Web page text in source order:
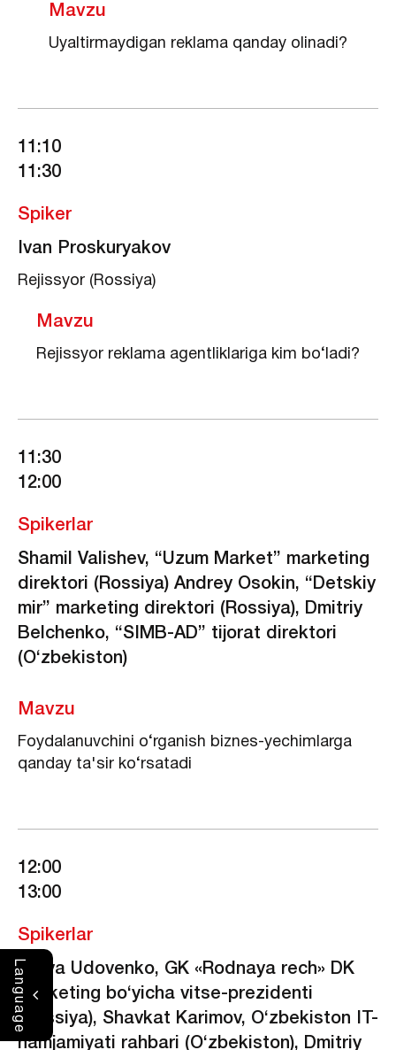
Mavzu
Uyaltirmaydigan reklama qanday olinadi?
11:10
11:30
Spiker
Ivan Proskuryakov
Rejissyor (Rossiya)
Mavzu
Rejissyor reklama agentliklariga kim bo‘ladi?
11:30
12:00
Spikerlar
Shamil Valishev, “Uzum Market” marketing
direktori (Rossiya) Andrey Osokin, “Detskiy
mir” marketing direktori (Rossiya), Dmitriy
Belchenko, “SIMB-AD” tijorat direktori
(O‘zbekiston)
Mavzu
Foydalanuvchini o‘rganish biznes-yechimlarga
qanday ta'sir ko‘rsatadi
12:00
13:00
Spikerlar
Yuliya Udovenko, GK «Rodnaya rech» DK
marketing bo‘yicha vitse-prezidenti
(Rossiya), Shavkat Karimov, O‘zbekiston IT-
hamjamiyati rahbari (O‘zbekiston), Dmitriy
L
a
n
g
u
a
g
e